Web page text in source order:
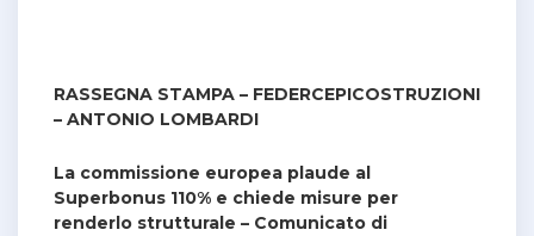
RASSEGNA STAMPA – FEDERCEPICOSTRUZIONI
– ANTONIO LOMBARDI
La commissione europea plaude al
Superbonus 110% e chiede misure per
renderlo strutturale – Comunicato di